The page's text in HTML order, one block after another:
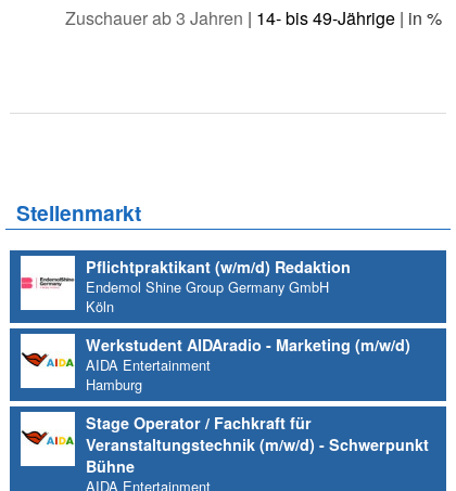
Zuschauer ab 3 Jahren | 14- bis 49-Jährige| in %
Stellenmarkt
Pflichtpraktikant (w/m/d) Redaktion
Endemol Shine Group Germany GmbH
Köln
Werkstudent AIDAradio - Marketing (m/w/d)
AIDA Entertainment
Hamburg
Stage Operator / Fachkraft für
Veranstaltungstechnik (m/w/d) - Schwerpunkt
Bühne
AIDA Entertainment